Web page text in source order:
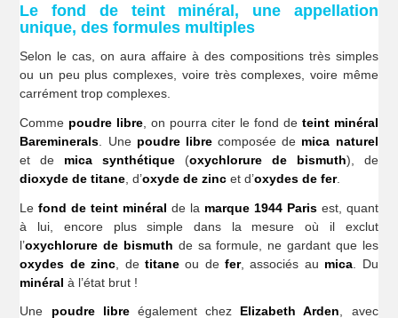
Le fond de teint minéral, une appellation
unique, des formules multiples
Selon le cas, on aura affaire à des compositions très simples
ou un peu plus complexes, voire très complexes, voire même
carrément trop complexes.
Comme poudre libre , on pourra citer le fond de teint minéral
Bareminerals . Une poudre librecomposée de mica naturel
et de mica synthétique (oxychlorure de bismuth), de
dioxyde de titane , d’oxyde de zinc et d’oxydes de fer.
Lefond de teint minéral de la marque 1944 Parisest, quant
à lui, encore plus simple dans la mesure où il exclut
l’oxychlorure de bismuth de sa formule, ne gardant que les
oxydes de zinc , de titaneou defer, associés au mica . Du
minéral à l’état brut !
Une poudre libreégalement chez Elizabeth Arden, avec